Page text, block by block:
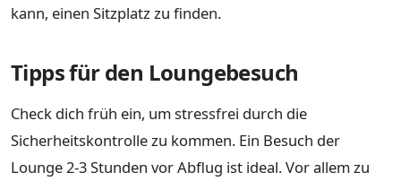
kann, einen Sitzplatz zu finden.
Tipps für den Loungebesuch
Check dich früh ein, um stressfrei durch die
Sicherheitskontrolle zu kommen. Ein Besuch der
Lounge 2-3 Stunden vor Abflug ist ideal. Vor allem zu